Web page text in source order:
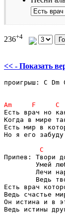
236+4
<< - Показать
проигрыш: С Dm
Есть врач но
Когда в мире
Есть мир в
Но я его
Припев: Твори
Умей
Лечи
Ведь
Есть врач
Ведь счастье
Он истина и в
Ведь истины